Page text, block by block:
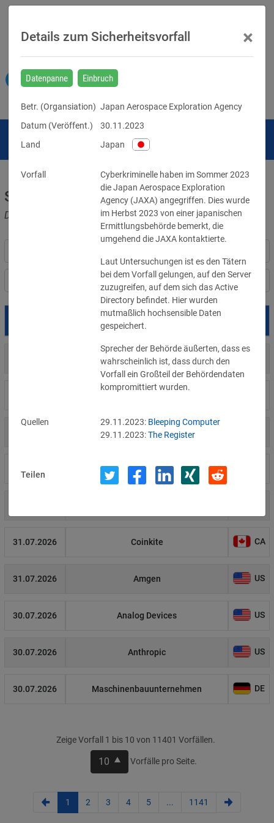
Sicherheitsvorfälle
Datenpannen, Cyber-Angriffe und Schwachstellen
Länderauswahl
Betroffene
Meta
Brown Health Medical Group-MA
AnMed
Fürstentum Liechtenstein
31.07.2026 Coinkite CA
31.07.2026 Amgen US
30.07.2026 Analog Devices US
30.07.2026 Anthropic US
30.07.2026 Maschinenbauunternehmen DE
Zeige Vorfall 1 bis 10 von 11401 Vorfällen.
10 Vorfälle pro Seite.
1 2 3 4 5 ... 1141
Details zum Sicherheitsvorfall ×
Datenpanne Einbruch
Betr. (Organsiation) Japan Aerospace Exploration Agency
Datum (Veröffent.)
30.11.2023
Land
Japan
Vorfall
Cyberkriminelle haben im Sommer 2023
die Japan Aerospace Exploration
Agency (JAXA) angegriffen. Dies wurde
im Herbst 2023 von einer japanischen
Ermittlungsbehörde bemerkt, die
umgehend die JAXA kontaktierte.
Laut Untersuchungen ist es den Tätern
bei dem Vorfall gelungen, auf den Server
zuzugreifen, auf dem sich das Active
Directory befindet. Hier wurden
mutmaßlich hochsensible Daten
gespeichert.
Sprecher der Behörde äußerten, dass es
wahrscheinlich ist, dass durch den
Vorfall ein Großteil der Behördendaten
kompromittiert wurden.
Quellen 29.11.2023: Bleeping Computer
29.11.2023:The Register
Teilen